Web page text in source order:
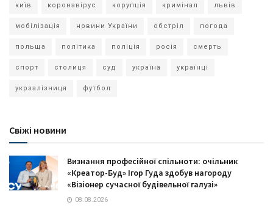
київ коронавірус корупція кримінал львів
мобілізація новини України обстріл погода
польща політика поліція росія смерть
спорт столиця суд україна українці
укрзалізниця футбол
Свіжі новини
Визнання професійної спільноти: очільник
«Креатор-Буд» Ігор Гуда здобув нагороду
«Візіонер сучасної будівельної галузі»
08.08.2026